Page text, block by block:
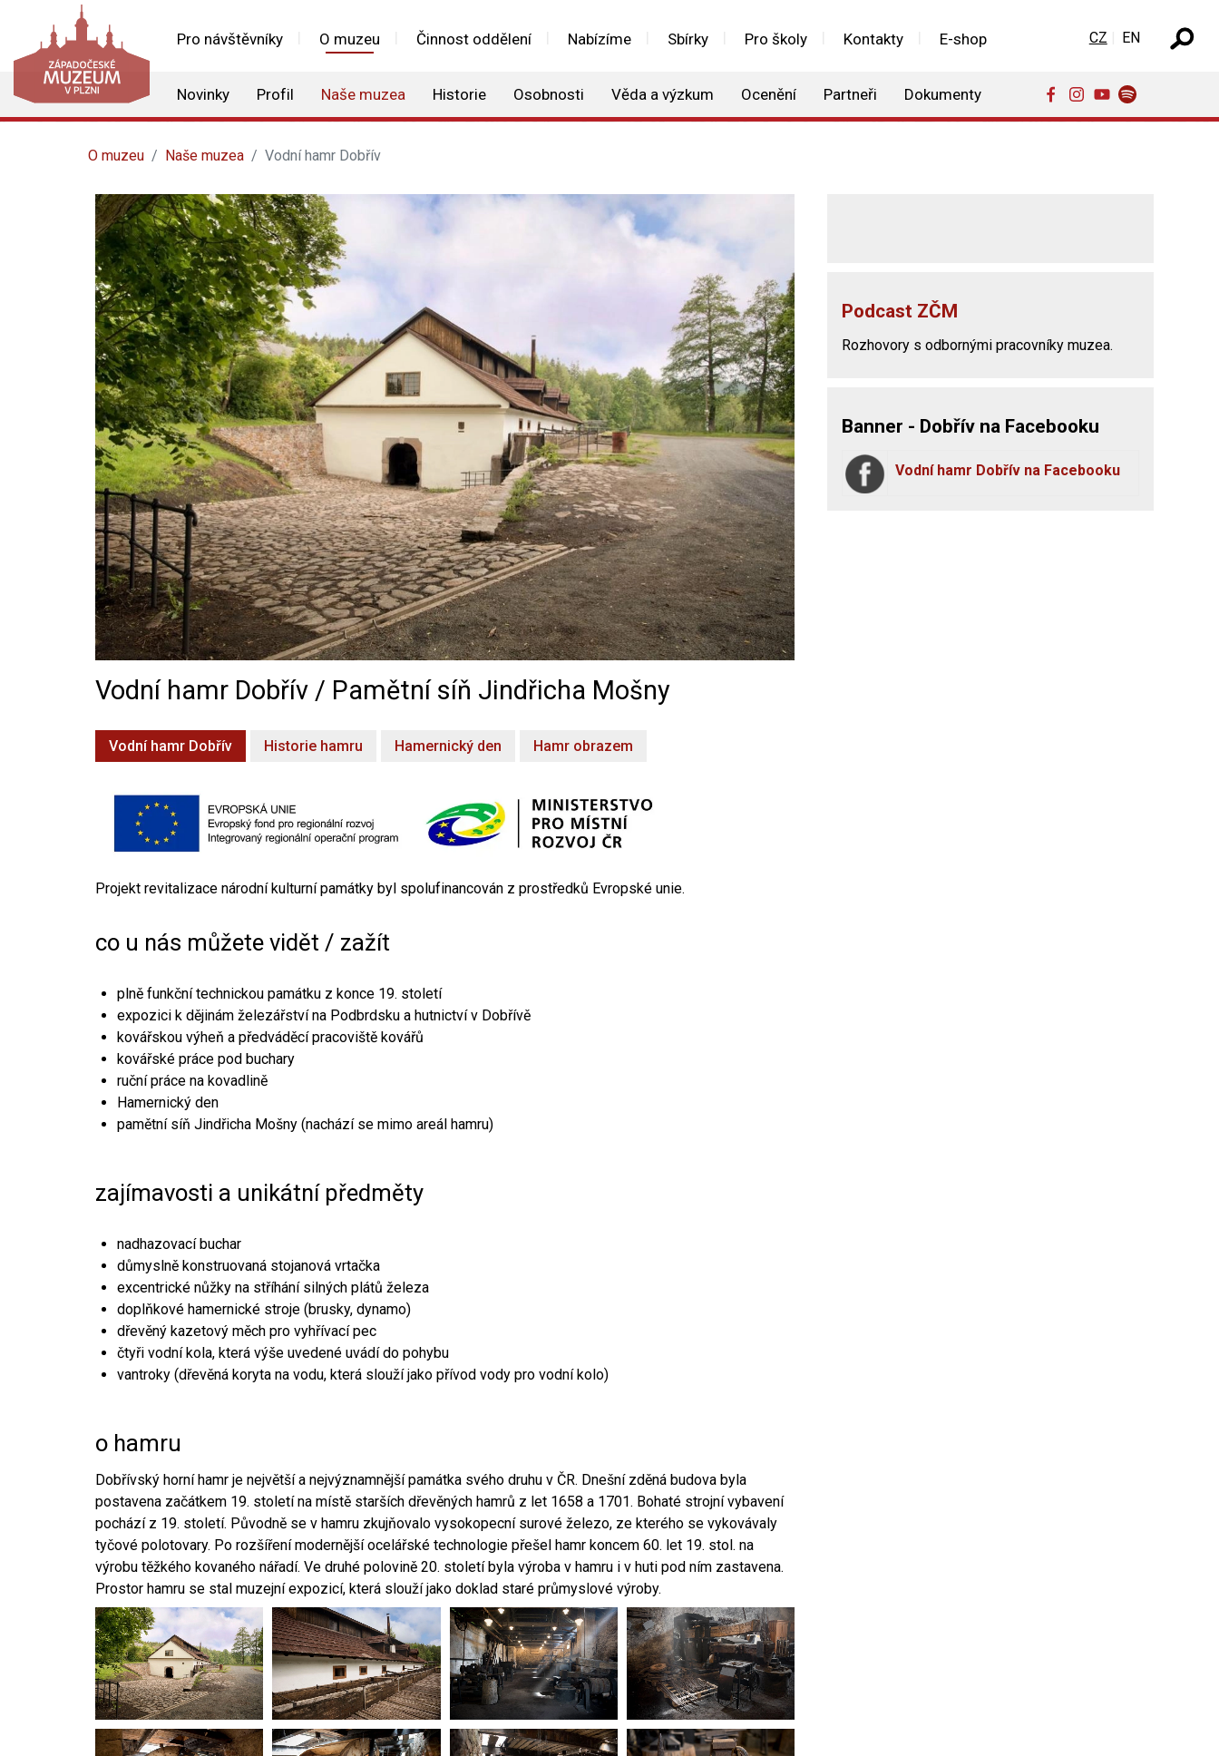
Pro návštěvníky O muzeu Činnost oddělení Nabízíme Sbírky Pro školy Kontakty E-shop
Novinky Profil Naše muzea Historie Osobnosti Věda a výzkum Ocenění Partneři Dokumenty
Zvolte jazyk
CZ EN
O muzeu Naše muzea Vodní hamr Dobřív
Vodní hamr Dobřív / Pamětní síň Jindřicha Mošny
Vodní hamr Dobřív Historie hamru Hamernický den Hamr obrazem
Projekt revitalizace národní kulturní památky byl spolufinancován z prostředků Evropské unie.
co u nás můžete vidět / zažít
plně funkční technickou památku z konce 19. století
expozici k dějinám železářství na Podbrdsku a hutnictví v Dobřívě
kovářskou výheň a předváděcí pracoviště kovářů
kovářské práce pod buchary
ruční práce na kovadlině
Hamernický den
pamětní síň Jindřicha Mošny (nachází se mimo areál hamru)
zajímavosti a unikátní předměty
nadhazovací buchar
důmyslně konstruovaná stojanová vrtačka
excentrické nůžky na stříhání silných plátů železa
doplňkové hamernické stroje (brusky, dynamo)
dřevěný kazetový měch pro vyhřívací pec
čtyři vodní kola, která výše uvedené uvádí do pohybu
vantroky (dřevěná koryta na vodu, která slouží jako přívod vody pro vodní kolo)
o hamru
Dobřívský horní hamr je největší a nejvýznamnější památka svého druhu v ČR. Dnešní zděná budova byla
postavena začátkem 19. století na místě starších dřevěných hamrů z let 1658 a 1701. Bohaté strojní vybavení
pochází z 19. století. Původně se v hamru zkujňovalo vysokopecní surové železo, ze kterého se vykovávaly
tyčové polotovary. Po rozšíření modernější ocelářské technologie přešel hamr koncem 60. let 19. stol. na
výrobu těžkého kovaného nářadí. Ve druhé polovině 20. století byla výroba v hamru i v huti pod ním zastavena.
Prostor hamru se stal muzejní expozicí, která slouží jako doklad staré průmyslové výroby.
Podcast ZČM
Rozhovory s odbornými pracovníky muzea.
Banner - Dobřív na Facebooku
Vodní hamr Dobřív na Facebooku